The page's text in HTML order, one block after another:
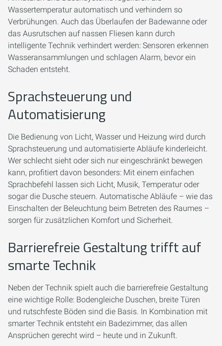
Wassertemperatur automatisch und verhindern so
Verbrühungen. Auch das Überlaufen der Badewanne oder
das Ausrutschen auf nassen Fliesen kann durch
intelligente Technik verhindert werden: Sensoren erkennen
Wasseransammlungen und schlagen Alarm, bevor ein
Schaden entsteht.
Sprachsteuerung und
Automatisierung
Die Bedienung von Licht, Wasser und Heizung wird durch
Sprachsteuerung und automatisierte Abläufe kinderleicht.
Wer schlecht sieht oder sich nur eingeschränkt bewegen
kann, profitiert davon besonders: Mit einem einfachen
Sprachbefehl lassen sich Licht, Musik, Temperatur oder
sogar die Dusche steuern. Automatische Abläufe – wie das
Einschalten der Beleuchtung beim Betreten des Raumes –
sorgen für zusätzlichen Komfort und Sicherheit.
Barrierefreie Gestaltung trifft auf
smarte Technik
Neben der Technik spielt auch die barrierefreie Gestaltung
eine wichtige Rolle: Bodengleiche Duschen, breite Türen
und rutschfeste Böden sind die Basis. In Kombination mit
smarter Technik entsteht ein Badezimmer, das allen
Ansprüchen gerecht wird – heute und in Zukunft.